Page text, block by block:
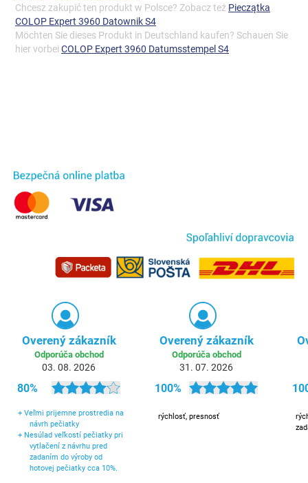
Chcesz zakupić ten produkt w Polsce? Zobacz też Pieczątka
COLOP Expert 3960 Datownik S4
Möchten Sie dieses Produkt in Deutschland kaufen? Schauen Sie
hier vorbei COLOP Expert 3960 Datumsstempel S4
Overený zákazník
Odporúča obchod
03. 08. 2026
80%
+ Veľmi prijemne prostredia na
návrh pečiatky
+ Nesúlad veľkostí pečiatky pri
vytlačení z návrhu pred
zadaním do výroby od
hotovej pečiatky cca 10%.
Overený zákazník
Odporúča obchod
31. 07. 2026
100%
rýchlosť, presnosť